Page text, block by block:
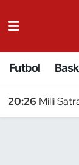
Futbol
20:26 Milli